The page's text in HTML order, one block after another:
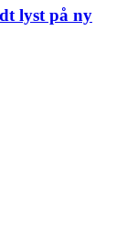
lyst på ny